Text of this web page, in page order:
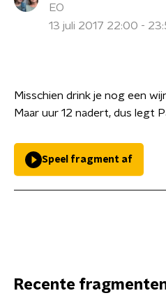
EO
13 juli 2017 22:00 -
Misschien drink je nog een
Maar uur 12 nadert, dus legt
Speel fragment af
Recente